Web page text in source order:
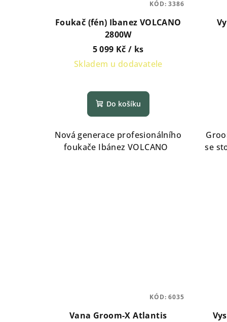
k
r
ů
Foukač (fén) Ibanez VOLCANO
2800W
5 099 Kč/ ks
Skladem u dodavatele
hodnocení
produktu
je
4,5
z
Do košíku
Nová generace profesionálního
foukače Ibánez VOLCANO
KÓD:3386
se
Vana Groom-X Atlantis
KÓD:6035